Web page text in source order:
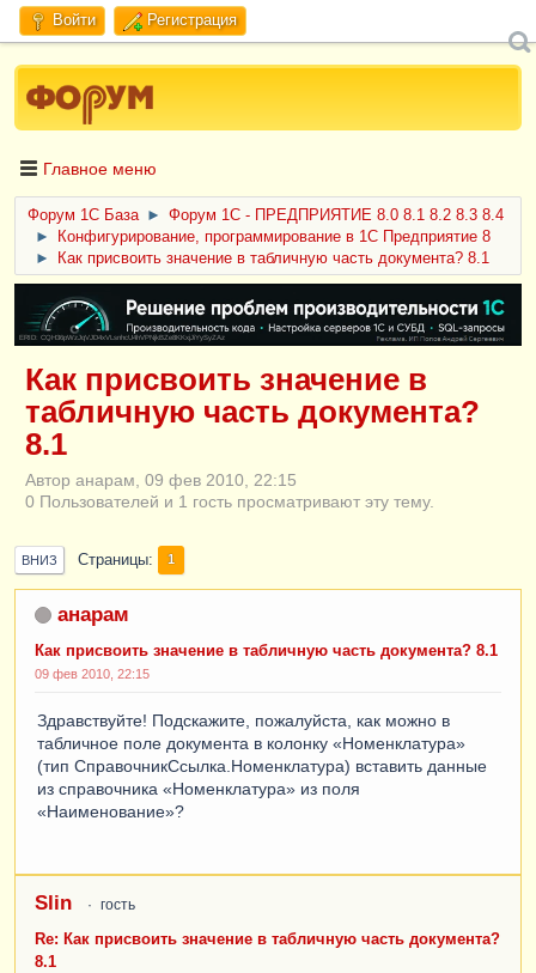
Войти Регистрация
Главное меню
Форум 1C База ►
Форум 1С - ПРЕДПРИЯТИЕ 8.0 8.1 8.2 8.3 8.4
►
Конфигурирование, программирование в 1С Предприятие 8
►
Как присвоить значение в табличную часть документа? 8.1
ERID: CQH36pWzJqVJD4xVLsnhcU4hVPNjkBZe8KKxjJiYySyZAz
Как присвоить значение в
табличную часть документа?
8.1
Автор анарам, 09 фев 2010, 22:15
0 Пользователей и 1 гость просматривают эту тему.
ВНИЗ Страницы 1
анарам
Как присвоить значение в табличную часть документа? 8.1
09 фев 2010, 22:15
Здравствуйте! Подскажите, пожалуйста, как можно в
табличное поле документа в колонку «Номенклатура»
(тип СправочникСсылка.Номенклатура) вставить данные
из справочника «Номенклатура» из поля
«Наименование»?
Slin гость
Re: Как присвоить значение в табличную часть документа?
8.1